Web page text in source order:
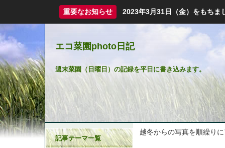
重要なお知らせ 2023年3月31日（金）をもちま
エコ菜園photo日記
週末菜園（日曜日）の記録を平日に書き込みます。
越冬からの写真を順繰り
記事テーマ一覧